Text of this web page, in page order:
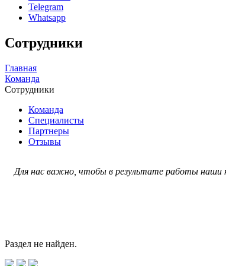
Telegram
Whatsapp
Сотрудники
Главная
Команда
Сотрудники
Команда
Специалисты
Партнеры
Отзывы
Для нас важно, чтобы в результате работы наши
Раздел не найден.